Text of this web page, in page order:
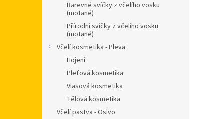
Barevné svíčky z včelího vosku
(motané)
Přírodní svíčky z včelího vosku
(motané)
Včelí kosmetika - Pleva
Hojení
Pleťová kosmetika
Vlasová kosmetika
Tělová kosmetika
Včelí pastva - Osivo